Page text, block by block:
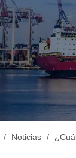
/ Noticias /